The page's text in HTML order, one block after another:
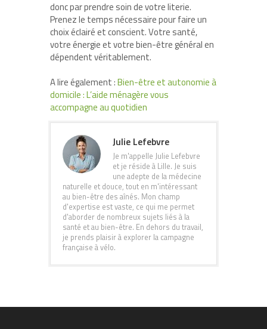
donc par prendre soin de votre literie.
Prenez le temps nécessaire pour faire un
choix éclairé et conscient. Votre santé,
votre énergie et votre bien-être général en
dépendent véritablement.
A lire également :Bien-être et autonomie à
domicile : L’aide ménagère vous
accompagne au quotidien
Julie Lefebvre
Je m'appelle Julie Lefebvre
et je réside à Lille. Je suis
une adepte de la médecine
naturelle et douce, tout en m'intéressant
au bien-être des aînés. Mon champ
d'expertise est vaste, ce qui me permet
d'aborder de nombreux sujets liés à la
santé et au bien-être. En dehors du travail,
je prends plaisir à explorer la campagne
française à vélo.